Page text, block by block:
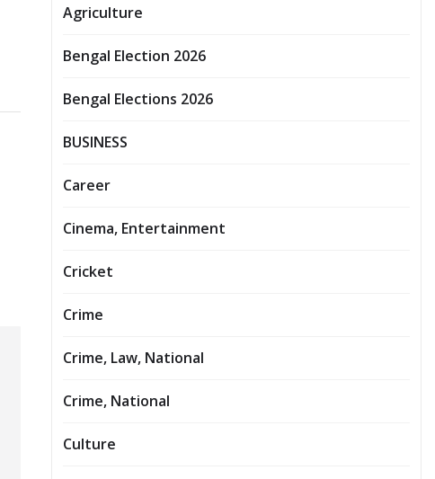
Agriculture
Bengal Election 2026
Bengal Elections 2026
BUSINESS
Career
Cinema, Entertainment
Cricket
Crime
Crime, Law, National
Crime, National
Culture